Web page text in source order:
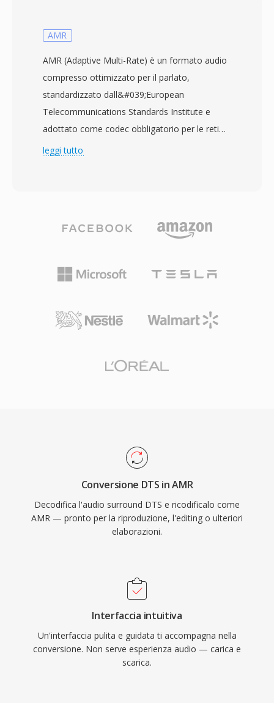
aggressiva, DTS assegna un budget dati più
spaziali più fini e dinamiche a basso livello. Il
formato codifica l&#039;audio utilizzando
ADPCM a sottobande combinato con
campo sonoro percettivamente ricco. La
variante estesa, DTS-HD Master Audio,
adozione hardware tra ricevitori AV, console da
gioco e sistemi di infotainment automobilistici,
errori che attenua piccoli difetti di disco o
surround destinati a supporti fisici o streaming
di alta gamma, DTS rappresenta un percorso
AMR
AMR (Adaptive Multi-Rate) è un formato audio
compresso ottimizzato per il parlato,
standardizzato dall&#039;European
Telecommunications Standards Institute e
adottato come codec obbligatorio per le reti
mobili GSM e 3G. Il codec commuta
codificatore passa a un bitrate inferiore,
dell&#039;affidabilità di trasmissione. Questo
meccanismo adattivo è definito dalle specifiche
diffusi al mondo, utilizzato in miliardi di
di audio AMR a 12,2 kbps occupa circa 90 KB,
di rumore di comfort integrati, che riducono la
trasmissione durante i silenzi. Sebbene AMR
non sia adatto alla musica a causa della sua
banda stretta (300-3400 Hz), eccelle nel fornire
parlato intelligibile in condizioni di rete
leggi tutto
Conversione DTS in AMR
Decodifica l'audio surround DTS e ricodificalo come
AMR — pronto per la riproduzione, l'editing o ulteriori
elaborazioni.
Interfaccia intuitiva
Un'interfaccia pulita e guidata ti accompagna nella
conversione. Non serve esperienza audio — carica e
scarica.